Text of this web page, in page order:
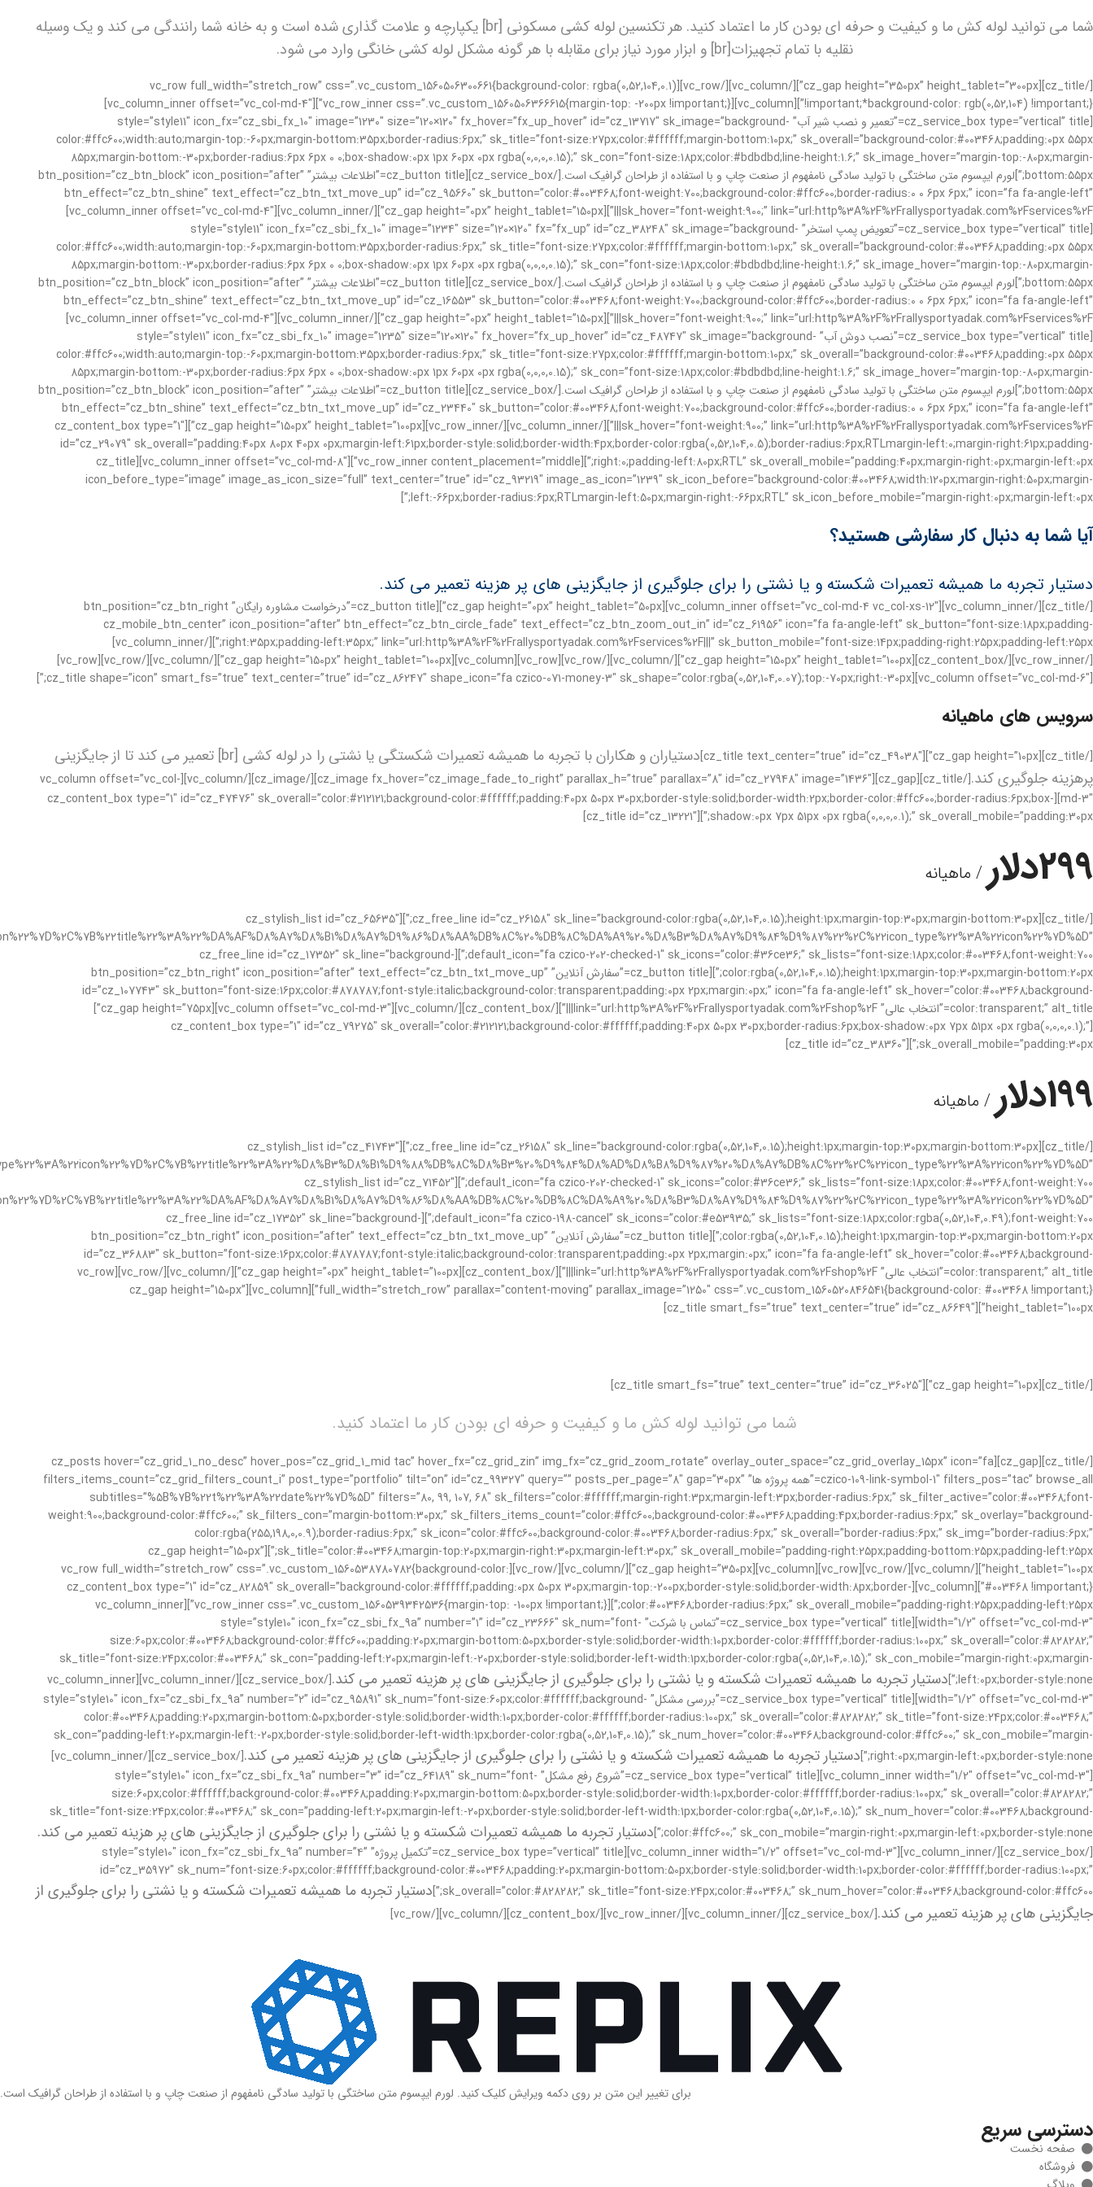
شما می توانید لوله کش ما و کیفیت و حرفه ای بودن کار ما اعتماد کنید. هر تکنسین لوله کشی مسکونی [br] یکپارچه و علامت گذاری شده است و به خانه شما رانندگی می کند و یک وسیله
نقلیه با تمام تجهیزات[br] و ابزار مورد نیاز برای مقابله با هر گونه مشکل لوله کشی خانگی وارد می شود.
[/cz_title][cz_gap height=”350px” height_tablet=”300px”][/vc_column][/vc_row][vc_row full_width=”stretch_row” css=”.vc_custom_1560506300661{background-color: rgba(0,52,104,0.1)
!important;*background-color: rgb(0,52,104) !important;}”][vc_column][vc_row_inner css=”.vc_custom_1560506366615{margin-top: -200px !important;}”][vc_column_inner offset=”vc_col-md-4″]
[cz_service_box type=”vertical” title=”تعمیر و نصب شیر آب” style=”style11″ icon_fx=”cz_sbi_fx_10″ image=”1230″ size=”120×120″ fx_hover=”fx_up_hover” id=”cz_13717″ sk_image=”background-
color:#ffc600;width:auto;margin-top:-60px;margin-bottom:35px;border-radius:6px;” sk_title=”font-size:27px;color:#ffffff;margin-bottom:10px;” sk_overall=”background-color:#003468;padding:0px 55px
85px;margin-bottom:-30px;border-radius:6px 6px 0 0;box-shadow:0px 1px 60px 0px rgba(0,0,0,0.15);” sk_con=”font-size:18px;color:#bdbdbd;line-height:1.6;” sk_image_hover=”margin-top:-80px;margin-
bottom:55px;”]لورم ایپسوم متن ساختگی با تولید سادگی نامفهوم از صنعت چاپ و با استفاده از طراحان گرافیک است.[/cz_service_box][cz_button title=”اطلاعات بیشتر” btn_position=”cz_btn_block” icon_position=”after”
btn_effect=”cz_btn_shine” text_effect=”cz_btn_txt_move_up” id=”cz_95660″ sk_button=”color:#003468;font-weight:700;background-color:#ffc600;border-radius:0 0 6px 6px;” icon=”fa fa-angle-left”
sk_hover=”font-weight:900;” link=”url:http%3A%2F%2Frallysportyadak.com%2Fservices%2F|||”][cz_gap height=”0px” height_tablet=”150px”][/vc_column_inner][vc_column_inner offset=”vc_col-md-4″]
[cz_service_box type=”vertical” title=”تعویض پمپ استخر” style=”style11″ icon_fx=”cz_sbi_fx_10″ image=”1234″ size=”120×120″ fx=”fx_up” id=”cz_38248″ sk_image=”background-
color:#ffc600;width:auto;margin-top:-60px;margin-bottom:35px;border-radius:6px;” sk_title=”font-size:27px;color:#ffffff;margin-bottom:10px;” sk_overall=”background-color:#003468;padding:0px 55px
85px;margin-bottom:-30px;border-radius:6px 6px 0 0;box-shadow:0px 1px 60px 0px rgba(0,0,0,0.15);” sk_con=”font-size:18px;color:#bdbdbd;line-height:1.6;” sk_image_hover=”margin-top:-80px;margin-
bottom:55px;”]لورم ایپسوم متن ساختگی با تولید سادگی نامفهوم از صنعت چاپ و با استفاده از طراحان گرافیک است.[/cz_service_box][cz_button title=”اطلاعات بیشتر” btn_position=”cz_btn_block” icon_position=”after”
btn_effect=”cz_btn_shine” text_effect=”cz_btn_txt_move_up” id=”cz_16553″ sk_button=”color:#003468;font-weight:700;background-color:#ffc600;border-radius:0 0 6px 6px;” icon=”fa fa-angle-left”
sk_hover=”font-weight:900;” link=”url:http%3A%2F%2Frallysportyadak.com%2Fservices%2F|||”][cz_gap height=”0px” height_tablet=”150px”][/vc_column_inner][vc_column_inner offset=”vc_col-md-4″]
[cz_service_box type=”vertical” title=”نصب دوش آب” style=”style11″ icon_fx=”cz_sbi_fx_10″ image=”1235″ size=”120×120″ fx_hover=”fx_up_hover” id=”cz_48747″ sk_image=”background-
color:#ffc600;width:auto;margin-top:-60px;margin-bottom:35px;border-radius:6px;” sk_title=”font-size:27px;color:#ffffff;margin-bottom:10px;” sk_overall=”background-color:#003468;padding:0px 55px
85px;margin-bottom:-30px;border-radius:6px 6px 0 0;box-shadow:0px 1px 60px 0px rgba(0,0,0,0.15);” sk_con=”font-size:18px;color:#bdbdbd;line-height:1.6;” sk_image_hover=”margin-top:-80px;margin-
bottom:55px;”]لورم ایپسوم متن ساختگی با تولید سادگی نامفهوم از صنعت چاپ و با استفاده از طراحان گرافیک است.[/cz_service_box][cz_button title=”اطلاعات بیشتر” btn_position=”cz_btn_block” icon_position=”after”
btn_effect=”cz_btn_shine” text_effect=”cz_btn_txt_move_up” id=”cz_23440″ sk_button=”color:#003468;font-weight:700;background-color:#ffc600;border-radius:0 0 6px 6px;” icon=”fa fa-angle-left”
sk_hover=”font-weight:900;” link=”url:http%3A%2F%2Frallysportyadak.com%2Fservices%2F|||”][/vc_column_inner][/vc_row_inner][cz_gap height=”150px” height_tablet=”100px”][cz_content_box type=”1″
id=”cz_29079″ sk_overall=”padding:40px 80px 40px 0px;margin-left:61px;border-style:solid;border-width:4px;border-color:rgba(0,52,104,0.5);border-radius:6px;RTLmargin-left:0;margin-right:61px;padding-
right:0;padding-left:80px;RTL” sk_overall_mobile=”padding:40px;margin-right:0px;margin-left:0px;”][vc_row_inner content_placement=”middle”][vc_column_inner offset=”vc_col-md-8″][cz_title
icon_before_type=”image” image_as_icon_size=”full” text_center=”true” id=”cz_93219″ image_as_icon=”1239″ sk_icon_before=”background-color:#003468;width:120px;margin-right:50px;margin-
left:-66px;border-radius:6px;RTLmargin-left:50px;margin-right:-66px;RTL” sk_icon_before_mobile=”margin-right:0px;margin-left:0px;”]
آیا شما به دنبال کار سفارشی هستید؟
دستیار تجربه ما همیشه تعمیرات شکسته و یا نشتی را برای جلوگیری از جایگزینی های پر هزینه تعمیر می کند.
[/cz_title][/vc_column_inner][vc_column_inner offset=”vc_col-md-4 vc_col-xs-12″][cz_gap height=”0px” height_tablet=”50px”][cz_button title=”درخواست مشاوره رایگان” btn_position=”cz_btn_right
cz_mobile_btn_center” icon_position=”after” btn_effect=”cz_btn_circle_fade” text_effect=”cz_btn_zoom_out_in” id=”cz_61956″ icon=”fa fa-angle-left” sk_button=”font-size:18px;padding-
right:35px;padding-left:35px;” link=”url:http%3A%2F%2Frallysportyadak.com%2Fservices%2F|||” sk_button_mobile=”font-size:14px;padding-right:25px;padding-left:25px;”][/vc_column_inner]
[/vc_row_inner][/cz_content_box][cz_gap height=”150px” height_tablet=”100px”][/vc_column][/vc_row][vc_row][vc_column][cz_gap height=”150px” height_tablet=”100px”][/vc_column][/vc_row][vc_row]
[vc_column offset=”vc_col-md-6″][cz_title shape=”icon” smart_fs=”true” text_center=”true” id=”cz_86247″ shape_icon=”fa czico-071-money-3″ sk_shape=”color:rgba(0,52,104,0.07);top:-70px;right:-30px;”]
سرویس های ماهیانه
[/cz_title][cz_gap height=”10px”][cz_title text_center=”true” id=”cz_49038″]
دستیاران و هکاران با تجربه ما همیشه تعمیرات شکستگی یا نشتی را در لوله کشی [br] تعمیر می کند تا از جایگزینی
پرهزینه جلوگیری کند.
[/cz_title][cz_gap][cz_image fx_hover=”cz_image_fade_to_right” parallax_h=”true” parallax=”8″ id=”cz_27948″ image=”1436″][/cz_image][/vc_column][vc_column offset=”vc_col-
md-3″][cz_content_box type=”1″ id=”cz_47476″ sk_overall=”color:#212121;background-color:#ffffff;padding:40px 50px 30px;border-style:solid;border-width:2px;border-color:#ffc600;border-radius:6px;box-
shadow:0px 7px 51px 0px rgba(0,0,0,0.1);” sk_overall_mobile=”padding:30px;”][cz_title id=”cz_13221″]
299دلار / ماهیانه
[/cz_title][cz_free_line id=”cz_26158″ sk_line=”background-color:rgba(0,52,104,0.15);height:1px;margin-top:30px;margin-bottom:30px;”][cz_stylish_list id=”cz_65635″
default_icon=”fa czico-202-checked-1″ sk_icons=”color:#36ce36;” sk_lists=”font-size:18px;color:#003468;font-weight:700;”][cz_free_line id=”cz_17352″ sk_line=”background-
color:rgba(0,52,104,0.15);height:1px;margin-top:30px;margin-bottom:20px;”][cz_button title=”سفارش آنلاین” btn_position=”cz_btn_right” icon_position=”after” text_effect=”cz_btn_txt_move_up”
id=”cz_107743″ sk_button=”font-size:16px;color:#878787;font-style:italic;background-color:transparent;padding:0px 2px;margin:0px;” icon=”fa fa-angle-left” sk_hover=”color:#003468;background-
color:transparent;” alt_title=”انتخاب عالی” link=”url:http%3A%2F%2Frallysportyadak.com%2Fshop%2F|||”][/cz_content_box][/vc_column][vc_column offset=”vc_col-md-3″][cz_gap height=”75px”]
[cz_content_box type=”1″ id=”cz_79275″ sk_overall=”color:#212121;background-color:#ffffff;padding:40px 50px 30px;border-radius:6px;box-shadow:0px 7px 51px 0px rgba(0,0,0,0.1);”
sk_overall_mobile=”padding:30px;”][cz_title id=”cz_38360″]
199دلار / ماهیانه
[/cz_title][cz_free_line id=”cz_26158″ sk_line=”background-color:rgba(0,52,104,0.15);height:1px;margin-top:30px;margin-bottom:30px;”][cz_stylish_list id=”cz_41743″
default_icon=”fa czico-202-checked-1″ sk_icons=”color:#36ce36;” sk_lists=”font-size:18px;color:#003468;font-weight:700;”][cz_stylish_list id=”cz_71452″
default_icon=”fa czico-198-cancel” sk_icons=”color:#e53935;” sk_lists=”font-size:18px;color:rgba(0,52,104,0.49);font-weight:700;”][cz_free_line id=”cz_17352″ sk_line=”background-
color:rgba(0,52,104,0.15);height:1px;margin-top:30px;margin-bottom:20px;”][cz_button title=”سفارش آنلاین” btn_position=”cz_btn_right” icon_position=”after” text_effect=”cz_btn_txt_move_up”
id=”cz_36883″ sk_button=”font-size:16px;color:#878787;font-style:italic;background-color:transparent;padding:0px 2px;margin:0px;” icon=”fa fa-angle-left” sk_hover=”color:#003468;background-
color:transparent;” alt_title=”انتخاب عالی” link=”url:http%3A%2F%2Frallysportyadak.com%2Fshop%2F|||”][/cz_content_box][cz_gap height=”0px” height_tablet=”100px”][/vc_column][/vc_row][vc_row
full_width=”stretch_row” parallax=”content-moving” parallax_image=”1250″ css=”.vc_custom_1560520846541{background-color: #003468 !important;}”][vc_column][cz_gap height=”150px”
height_tablet=”100px”][cz_title smart_fs=”true” text_center=”true” id=”cz_86649″]
[/cz_title][cz_gap height=”10px”][cz_title smart_fs=”true” text_center=”true” id=”cz_36025″]
شما می توانید لوله کش ما و کیفیت و حرفه ای بودن کار ما اعتماد کنید.
[/cz_title][cz_gap][cz_posts hover=”cz_grid_1_no_desc” hover_pos=”cz_grid_1_mid tac” hover_fx=”cz_grid_zin” img_fx=”cz_grid_zoom_rotate” overlay_outer_space=”cz_grid_overlay_15px” icon=”fa
czico-109-link-symbol-1″ filters_pos=”tac” browse_all=”همه پروژه ها” filters_items_count=”cz_grid_filters_count_i” post_type=”portfolio” tilt=”on” id=”cz_99327″ query=”” posts_per_page=”8″ gap=”30px”
subtitles=”%5B%7B%22t%22%3A%22date%22%7D%5D” filters=”80, 99, 107, 68″ sk_filters=”color:#ffffff;margin-right:3px;margin-left:3px;border-radius:6px;” sk_filter_active=”color:#003468;font-
weight:900;background-color:#ffc600;” sk_filters_con=”margin-bottom:30px;” sk_filters_items_count=”color:#ffc600;background-color:#003468;padding:4px;border-radius:6px;” sk_overlay=”background-
color:rgba(255,198,0,0.9);border-radius:6px;” sk_icon=”color:#ffc600;background-color:#003468;border-radius:6px;” sk_overall=”border-radius:6px;” sk_img=”border-radius:6px;”
sk_title=”color:#003468;margin-top:20px;margin-right:30px;margin-left:30px;” sk_overall_mobile=”padding-right:25px;padding-bottom:25px;padding-left:25px;”][cz_gap height=”150px”
height_tablet=”100px”][/vc_column][/vc_row][vc_row][vc_column][cz_gap height=”350px”][/vc_column][/vc_row][vc_row full_width=”stretch_row” css=”.vc_custom_1560538780782{background-color:
#003468 !important;}”][vc_column][cz_content_box type=”1″ id=”cz_82859″ sk_overall=”background-color:#ffffff;padding:0px 50px 30px;margin-top:-200px;border-style:solid;border-width:8px;border-
color:#003468;border-radius:6px;” sk_overall_mobile=”padding-right:25px;padding-left:25px;”][vc_row_inner css=”.vc_custom_1560539342536{margin-top: -100px !important;}”][vc_column_inner
width=”1/2″ offset=”vc_col-md-3″][cz_service_box type=”vertical” title=”تماس با شرکت” style=”style10″ icon_fx=”cz_sbi_fx_9a” number=”۱” id=”cz_23666″ sk_num=”font-
size:60px;color:#003468;background-color:#ffc600;padding:20px;margin-bottom:50px;border-style:solid;border-width:10px;border-color:#ffffff;border-radius:100px;” sk_overall=”color:#828282;”
sk_title=”font-size:24px;color:#003468;” sk_con=”padding-left:20px;margin-left:-20px;border-style:solid;border-left-width:1px;border-color:rgba(0,52,104,0.15);” sk_con_mobile=”margin-right:0px;margin-
left:0px;border-style:none;”] دستیار تجربه ما همیشه تعمیرات شکسته و یا نشتی را برای جلوگیری از جایگزینی های پر هزینه تعمیر می کند.
[/cz_service_box][/vc_column_inner][vc_column_inner
width=”1/2″ offset=”vc_col-md-3″][cz_service_box type=”vertical” title=”بررسی مشکل” style=”style10″ icon_fx=”cz_sbi_fx_9a” number=”۲” id=”cz_95891″ sk_num=”font-size:60px;color:#ffffff;background-
color:#003468;padding:20px;margin-bottom:50px;border-style:solid;border-width:10px;border-color:#ffffff;border-radius:100px;” sk_overall=”color:#828282;” sk_title=”font-size:24px;color:#003468;”
sk_con=”padding-left:20px;margin-left:-20px;border-style:solid;border-left-width:1px;border-color:rgba(0,52,104,0.15);” sk_num_hover=”color:#003468;background-color:#ffc600;” sk_con_mobile=”margin-
right:0px;margin-left:0px;border-style:none;”] دستیار تجربه ما همیشه تعمیرات شکسته و یا نشتی را برای جلوگیری از جایگزینی های پر هزینه تعمیر می کند.
[/cz_service_box][/vc_column_inner]
[vc_column_inner width=”1/2″ offset=”vc_col-md-3″][cz_service_box type=”vertical” title=”شروع رفع مشکل” style=”style10″ icon_fx=”cz_sbi_fx_9a” number=”۳” id=”cz_64189″ sk_num=”font-
size:60px;color:#ffffff;background-color:#003468;padding:20px;margin-bottom:50px;border-style:solid;border-width:10px;border-color:#ffffff;border-radius:100px;” sk_overall=”color:#828282;”
sk_title=”font-size:24px;color:#003468;” sk_con=”padding-left:20px;margin-left:-20px;border-style:solid;border-left-width:1px;border-color:rgba(0,52,104,0.15);” sk_num_hover=”color:#003468;background-
color:#ffc600;” sk_con_mobile=”margin-right:0px;margin-left:0px;border-style:none;”] دستیار تجربه ما همیشه تعمیرات شکسته و یا نشتی را برای جلوگیری از جایگزینی های پر هزینه تعمیر می کند.
[/cz_service_box][/vc_column_inner][vc_column_inner width=”1/2″ offset=”vc_col-md-3″][cz_service_box type=”vertical” title=”تکمیل پروژه” style=”style10″ icon_fx=”cz_sbi_fx_9a” number=”۴”
id=”cz_35972″ sk_num=”font-size:60px;color:#ffffff;background-color:#003468;padding:20px;margin-bottom:50px;border-style:solid;border-width:10px;border-color:#ffffff;border-radius:100px;”
sk_overall=”color:#828282;” sk_title=”font-size:24px;color:#003468;” sk_num_hover=”color:#003468;background-color:#ffc600;”]
دستیار تجربه ما همیشه تعمیرات شکسته و یا نشتی را برای جلوگیری از
جایگزینی های پر هزینه تعمیر می کند.[/cz_service_box][/vc_column_inner][/vc_row_inner][/cz_content_box][/vc_column][/vc_row]
برای تغییر این متن بر روی دکمه ویرایش کلیک کنید. لورم ایپسوم متن ساختگی با تولید سادگی نامفهوم از صنعت چاپ و با استفاده از طراحان گرافیک است.
دسترسی سریع
صفحه نخست
فروشگاه